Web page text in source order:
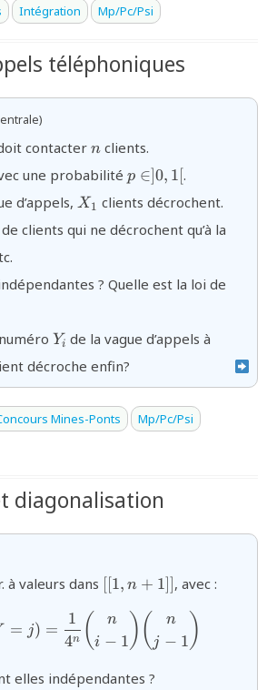
Intégration Mp/Pc/Psi
téléphoniques
contacter {n}
nclients.
une probabilité {p\in
]0,1[}
p ∈]0, 1[.
d’appels, {X_{1}}
X 1 clients décrochent.
clients qui ne décrochent qu’à la
? Quelle est la loi de
{Y_{i}}
Yi de la vague d’appels à
décroche enfin?
Mines-Ponts
Mp/Pc/Psi
diagonalisation
à valeurs dans {[[1,n+1]]}
[[1, n + 1]] , avec :
= j) =
4n
1 (i − 1
n )( j − 1
n )
elles indépendantes ?